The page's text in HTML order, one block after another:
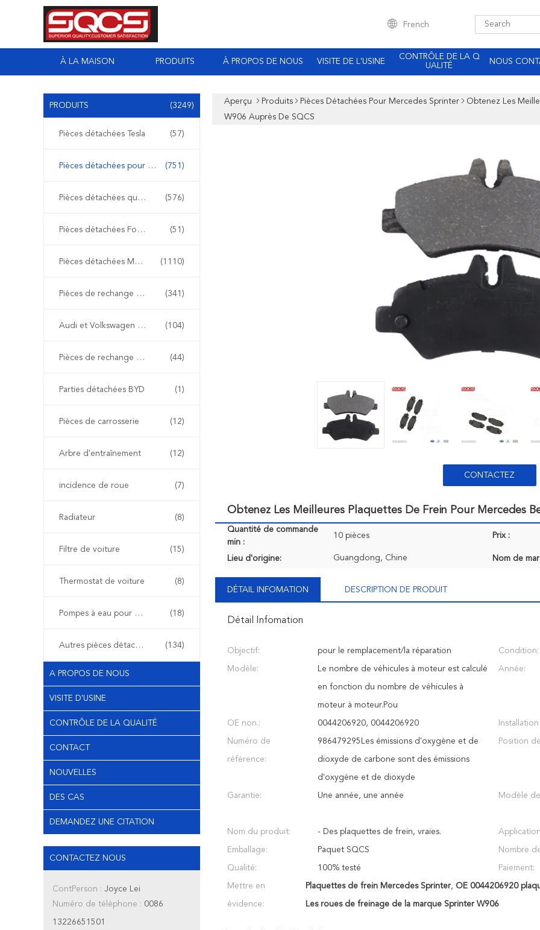
French
À LA MAISON PRODUITS À PROPOS DE NOUS VISITE DE L'USINE
CONTRÔLE DE LA Q
UALITÉ
NOUS
PRODUITS (3249)
Pièces détachées Tesla (57)
Pièces détachées pour Mercedes Sprinter (751)
Pièces détachées quotidiennes Iveco (576)
Pièces détachées Ford Transit (51)
Pièces détachées Mercedes Benz (1110)
Pièces de rechange de BMW (341)
Audi et Volkswagen pièces détachées (104)
Pièces de rechange de Renault (44)
Parties détachées BYD (1)
Pièces de carrosserie (12)
Arbre d'entraînement (12)
incidence de roue (7)
Radiateur (8)
Filtre de voiture (15)
Thermostat de voiture (8)
Pompes à eau pour voiture (18)
Autres pièces détachées automobiles (134)
A PROPOS DE NOUS
VISITE D'USINE
CONTRÔLE DE LA QUALITÉ
CONTACT
NOUVELLES
DES CAS
DEMANDEZ UNE CITATION
CONTACTEZ NOUS
ContPerson : Joyce Lei
Numéro de téléphone : 0086
13226651501
Aperçu Produits Pièces Détachées Pour Mercedes Sprinter
Obtenez Les
W906 Auprès De SQCS
CONTACTEZ
Obtenez Les Meilleures Plaquettes De Frein Pour Mercedes
Quantité de commande
min :
10 pièces Prix :
Lieu d'origine: Guangdong, Chine Nom de
DÉTAIL INFOMATION DESCRIPTION DE PRODUIT
Détail Infomation
Objectif: pour le remplacement/la réparation Condition:
Modèle: Le nombre de véhicules à moteur est calculé
en fonction du nombre de véhicules à
moteur à moteur.Pou
Année:
OE non.: 0044206920, 0044206920
Numéro de
référence:
986479295Les émissions d'oxygène et de
dioxyde de carbone sont des émissions
d'oxygène et de dioxyde
Position
Garantie: Une année, une année Modèle
Nom du produit: - Des plaquettes de frein, vraies.
Emballage: Paquet SQCS Nombre
Qualité: 100% testé Paiement:
Mettre en
évidence:
Plaquettes de frein Mercedes Sprinter, OE 0044206920
Les roues de freinage de la marque Sprinter W906